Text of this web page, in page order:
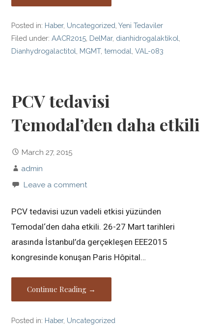
Posted in: Haber, Uncategorized ,Yeni Tedaviler
Filed under:AACR2015 DelMar, dianhidrogalaktikol
Dianhydrogalactitol MGMT,temodal ,VAL-083
PCV tedavisi
Temodal’den daha etkili
March 27, 2015
admin
Leave a comment
PCV tedavisi uzun vadeli etkisi yüzünden
Temodal‘den daha etkili. 26-27 Mart tarihleri
arasında İstanbul’da gerçekleşen EEE2015
kongresinde konuşan Paris Hôpital…
Continue Reading →
Posted in: Haber, Uncategorized